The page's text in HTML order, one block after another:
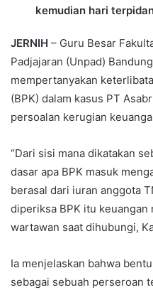
kemudian hari
JERNIH – Guru Besar
Padjajaran (Unpad)
mempertanyakan
(BPK) dalam kasus PT
persoalan kerugian
“Dari sisi mana dikatakan
dasar apa BPK masuk
berasal dari iuran anggota
diperiksa BPK itu keuangan
wartawan saat dihubungi,
Ia menjelaskan bahwa
sebagai sebuah perseroan